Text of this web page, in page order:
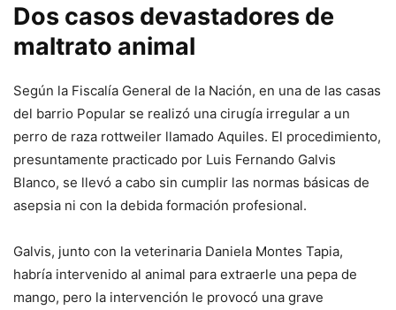
Dos casos devastadores de
maltrato animal
Según la Fiscalía General de la Nación, en una de las casas
del barrio Popular se realizó una cirugía irregular a un
perro de raza rottweiler llamado Aquiles. El procedimiento,
presuntamente practicado por Luis Fernando Galvis
Blanco, se llevó a cabo sin cumplir las normas básicas de
asepsia ni con la debida formación profesional.
Galvis, junto con la veterinaria Daniela Montes Tapia,
habría intervenido al animal para extraerle una pepa de
mango, pero la intervención le provocó una grave